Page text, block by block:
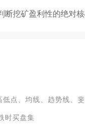
挖矿盈利性的绝对核
点、均线、趋势线、
时买盘集